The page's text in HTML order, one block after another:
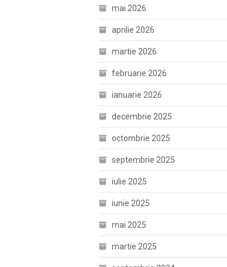
mai 2026
aprilie 2026
martie 2026
februarie 2026
ianuarie 2026
decembrie 2025
octombrie 2025
septembrie 2025
iulie 2025
iunie 2025
mai 2025
martie 2025